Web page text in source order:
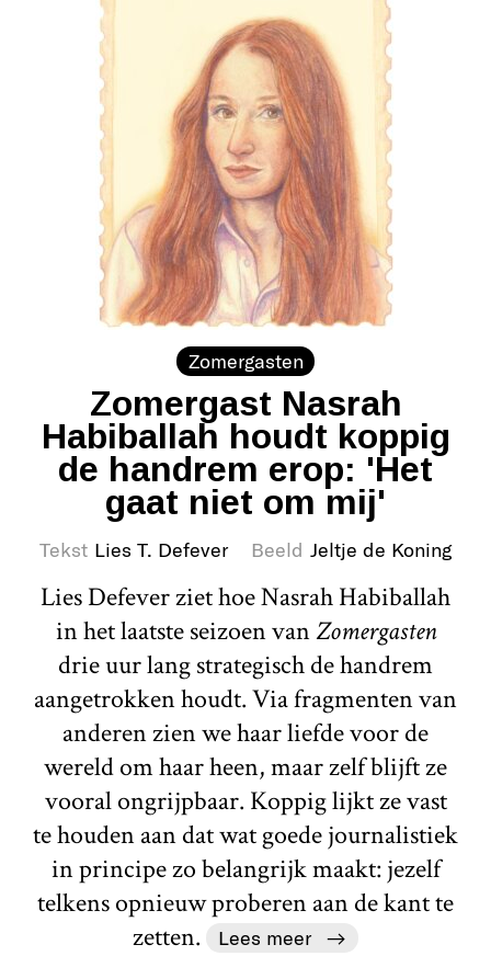
Zomergasten
Zomergast Nasrah
Habiballah houdt koppig
de handrem erop: 'Het
gaat niet om mij'
Tekst Lies T. Defever Beeld Jeltje de Koning
Lies Defever ziet hoe Nasrah Habiballah
in het laatste seizoen vanZomergasten
drie uur lang strategisch de handrem
aangetrokken houdt. Via fragmenten van
anderen zien we haar liefde voor de
wereld om haar heen, maar zelf blijft ze
vooral ongrijpbaar. Koppig lijkt ze vast
te houden aan dat wat goede journalistiek
in principe zo belangrijk maakt: jezelf
telkens opnieuw proberen aan de kant te
zetten.
Lees meer